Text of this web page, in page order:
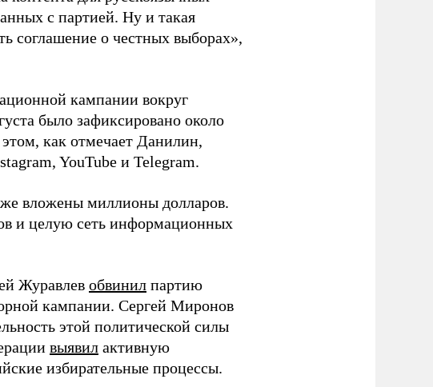
с партией. Ну и такая
соглашение о честных выборах»,
кампании вокруг
было зафиксировано около
как отмечает Данилин,
YouTube и Telegram.
вложены миллионы долларов.
и целую сеть информационных
Журавлев обвинил партию
кампании. Сергей Миронов
этой политической силы
выявил активную
избирательные процессы.